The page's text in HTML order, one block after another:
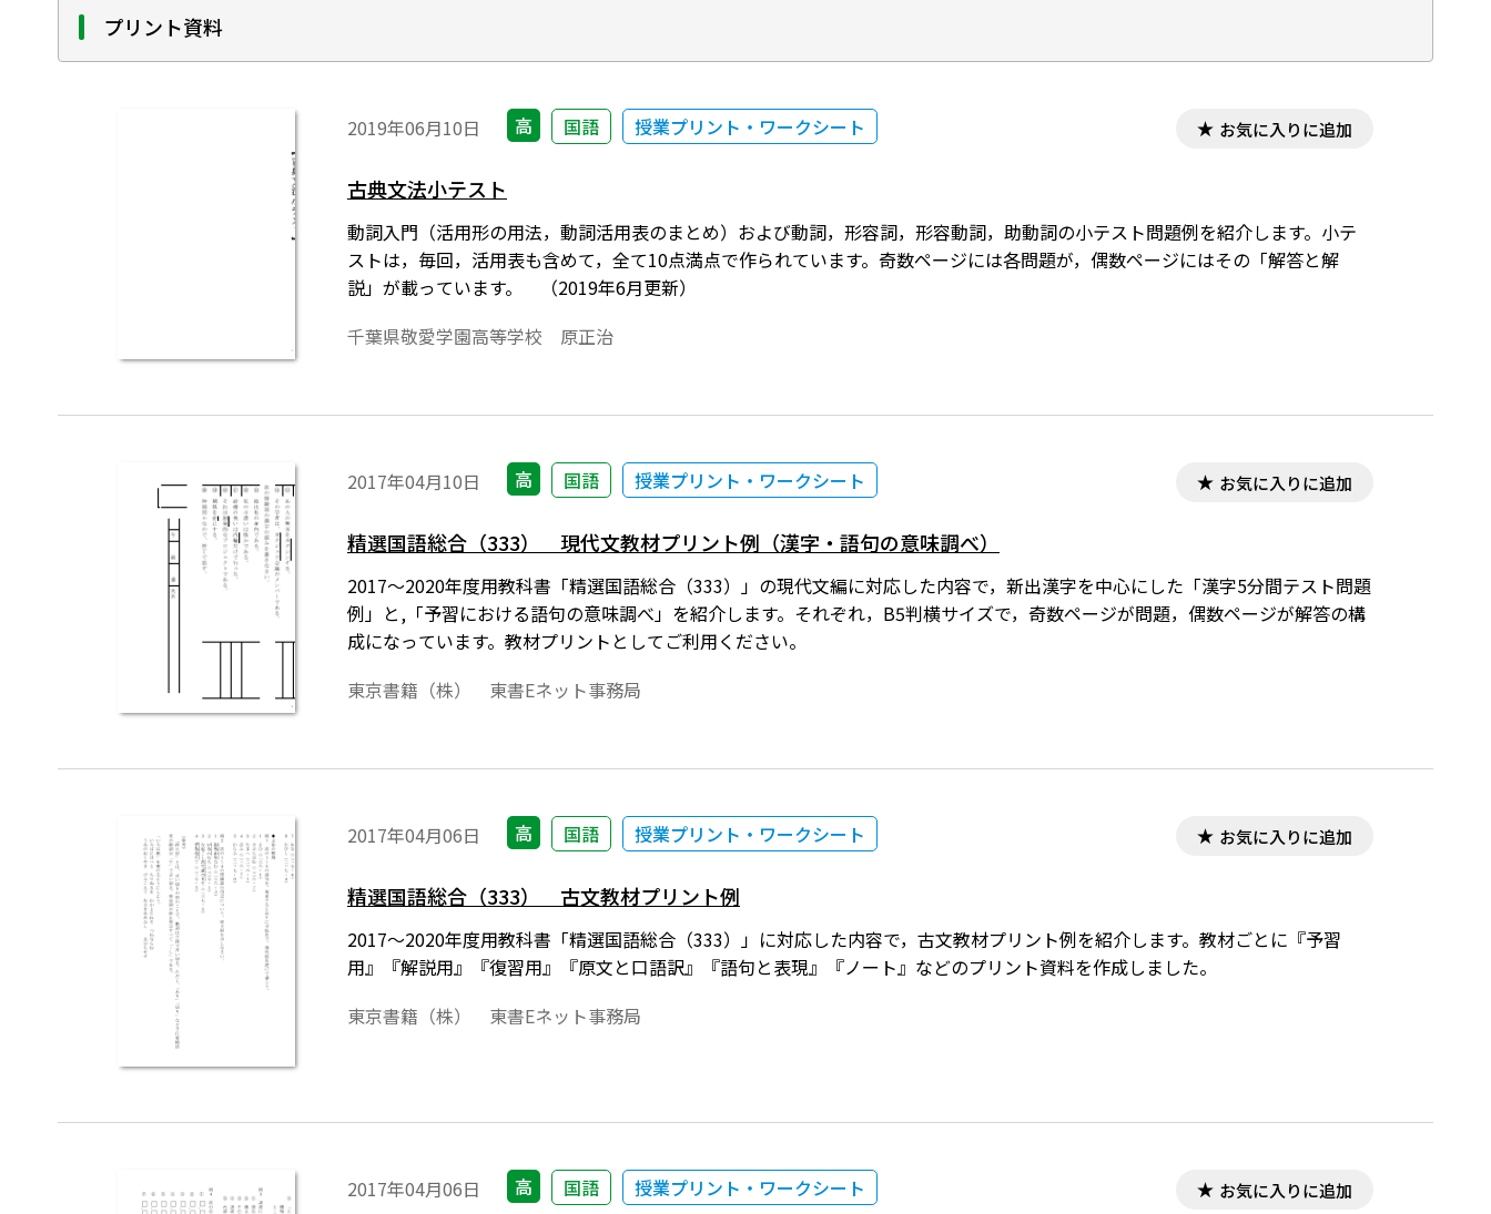
プリント資料
2019年06月10日 高 国語 授業プリント・ワークシート お気に入りに追加
古典文法小テスト
動詞入門（活用形の用法，動詞活用表のまとめ）および動詞，形容詞，形容動詞，助動詞の小テスト問題例を紹介します。小テ
ストは，毎回，活用表も含めて，全て10点満点で作られています。奇数ページには各問題が，偶数ページにはその「解答と解
説」が載っています。 （2019年6月更新）
千葉県敬愛学園高等学校 原正治
2017年04月10日 高 国語 授業プリント・ワークシート お気に入りに追加
精選国語総合（333） 現代文教材プリント例（漢字・語句の意味調べ）
2017～2020年度用教科書「精選国語総合（333）」の現代文編に対応した内容で，新出漢字を中心にした「漢字5分間テスト問題
例」と,「予習における語句の意味調べ」を紹介します。それぞれ，B5判横サイズで，奇数ページが問題，偶数ページが解答の構
成になっています。教材プリントとしてご利用ください。
東京書籍（株） 東書Eネット事務局
2017年04月06日 高 国語 授業プリント・ワークシート お気に入りに追加
精選国語総合（333） 古文教材プリント例
2017～2020年度用教科書「精選国語総合（333）」に対応した内容で，古文教材プリント例を紹介します。教材ごとに『予習
用』『解説用』『復習用』『原文と口語訳』『語句と表現』『ノート』などのプリント資料を作成しました。
東京書籍（株） 東書Eネット事務局
2017年04月06日 高 国語 授業プリント・ワークシート お気に入りに追加